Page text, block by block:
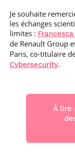
Je souhaite
les échanges
limites :
de Renault Group
Paris, co-titulaire
Cybersecurity.
À lire